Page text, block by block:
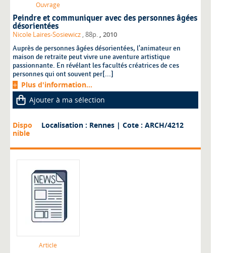
Ouvrage
Peindre et communiquer avec des personnes âgées
désorientées
Nicole Laires-Sosiewicz , 88p. , 2010
Auprès de personnes âgées désorientées, l'animateur en
maison de retraite peut vivre une aventure artistique
passionnante. En révélant les facultés créatrices de ces
personnes qui ont souvent per[...]
Plus d'information...
Ajouter à ma sélection
Dispo
nible
Localisation : Rennes | Cote : ARCH/4212
Article